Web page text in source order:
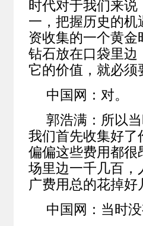
时代对于我们来
一，把握历史的
资收集的一个黄
钻石放在口袋里边
它的价值，就必须
中国网：对。
郭浩满：所以
我们首先收集好了
偏偏这些费用都很
场里边一千几百，
广费用总的花掉好
中国网：当时